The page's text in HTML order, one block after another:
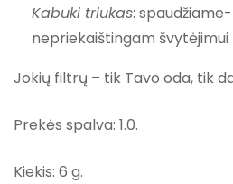
Kabuki triukas:
nepriekaištingam švytėjimui
Jokių filtrų – tik Tavo oda, tik
Prekės spalva: 1.0.
Kiekis: 6 g.